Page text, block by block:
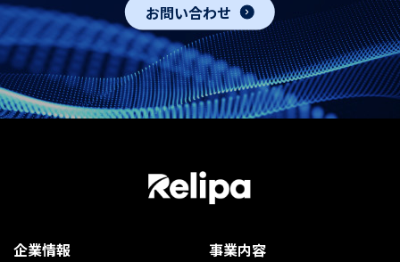
お問い合わせ
企業情報 事業内容